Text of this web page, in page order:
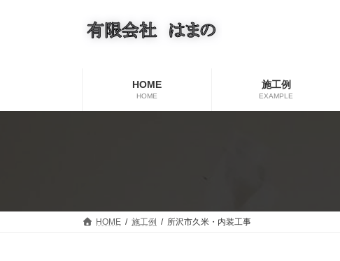
キ
に
HOME
HOME
施工例
EXAMPLE
HOME 施工例 所沢市久米・内装工事